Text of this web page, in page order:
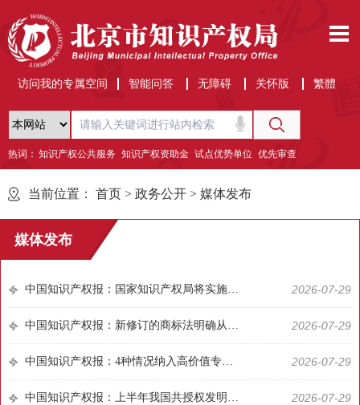
访问我的专属空间 智能问答 无障碍 关怀版 繁體
热词： 知识产权公共服务 知识产权资助金 试点优势单位 优先审查
当前位置： 首页 > 政务公开 > 媒体发布
媒体发布
中国知识产权报：国家知识产权局将实施更大力度的按需审查，满足创新主体多元化需求｜新闻发布会 2026-07-29
中国知识产权报：新修订的商标法明确从严监管商标代理｜新闻发布会 2026-07-29
中国知识产权报：4种情况纳入高价值专利统计范围，我国高价值发明专利拥有量已达236万件｜新闻发布会 2026-07-29
中国知识产权报：上半年我国共授权发明专利45.3万件，核准注册商标205.5万件｜新闻发布会 2026-07-29